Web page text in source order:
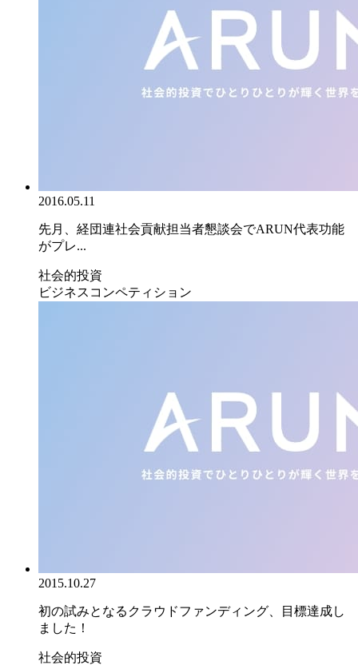
2016.05.11
先月、経団連社会貢献担当者懇談会でARUN代表功能
がプレ...
社会的投資
ビジネスコンペティション
2015.10.27
初の試みとなるクラウドファンディング、目標達成し
ました！
社会的投資